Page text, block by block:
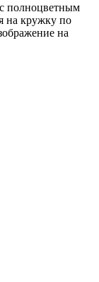
полноцветным
на кружку по
на